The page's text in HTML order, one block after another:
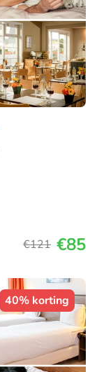
€121 €85
40% korting